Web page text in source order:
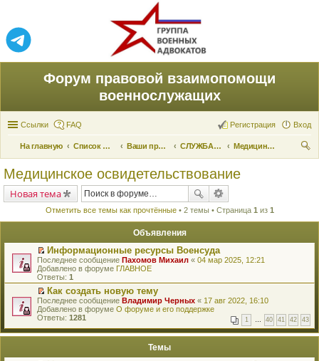
Форум правовой взаимопомощи
военнослужащих
Ссылки FAQ Вход
Регистрация
На главную Список форумов Ваши права и их реализация СЛУЖБА ПО ПРИЗЫВУ
Медицинское освидетельствование
Медицинское освидетельствование
Новая тема
Отметить все темы как прочтённые• 2 темы • Страница 1 из 1
Объявления
П
е
р
е
й
т
и
к
е
Информационные ресурсы Военсуда
Последнее сообщение Пахомов Михаил « 04 мар 2025, 12:21
Добавлено в форуме ГЛАВНОЕ
Ответы: 1
П
е
р
й
к
Как создать новую тему
Последнее сообщение Владимир Черных « 17 авг 2022, 16:10
Добавлено в форуме О форуме и его поддержке
Ответы: 1281 1 … 40 41 42 43
Темы